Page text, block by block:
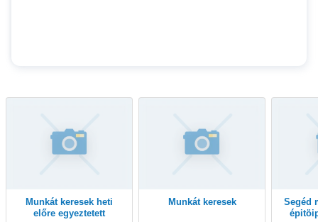
Munkát keresek heti
előre egyeztetett
Munkát keresek
Segéd munkás keresek